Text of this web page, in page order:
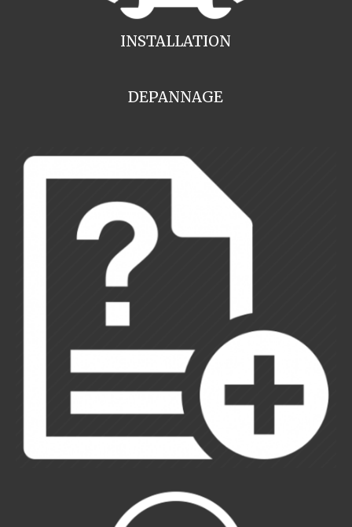
INSTALLATION
DEPANNAGE